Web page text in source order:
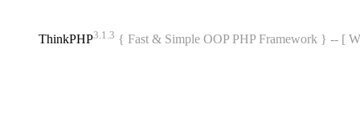
ThinkPHP3.1.3 { Fast & Simple OOP PHP Framework } -- [